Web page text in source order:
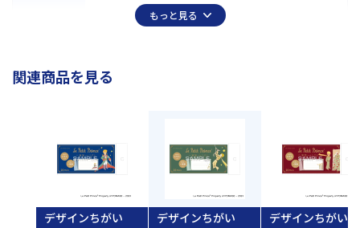
もっと見る
関連商品を見る
デザインちがい
デザインちがい
デザインちがい